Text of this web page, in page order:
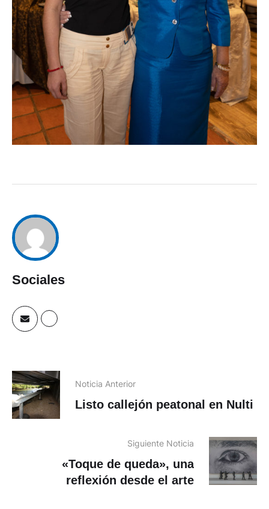
Sociales
Noticia Anterior
Listo callejón peatonal en Nulti
Siguiente Noticia
«Toque de queda», una
reflexión desde el arte